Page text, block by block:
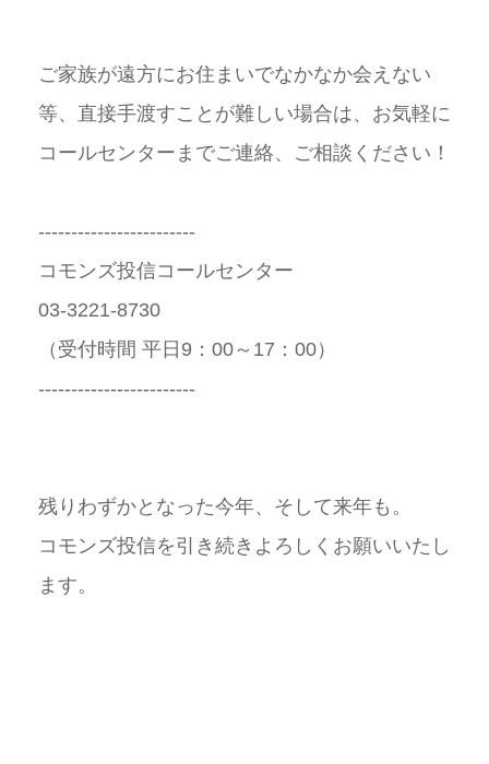
ご家族が遠方にお住まいでなかなか会えない
等、直接手渡すことが難しい場合は、お気軽に
コールセンターまでご連絡、ご相談ください！
------------------------
コモンズ投信コールセンター
03-3221-8730
（受付時間 平日 9 ： 00～ 17 ： 00）
------------------------
残りわずかとなった今年、そして来年も。
コモンズ投信を引き続きよろしくお願いいたし
ます。